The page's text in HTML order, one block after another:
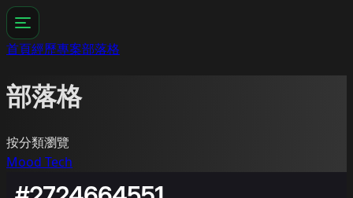
首頁經歷專案部落格
部落格
按分類瀏覽
Mood Tech